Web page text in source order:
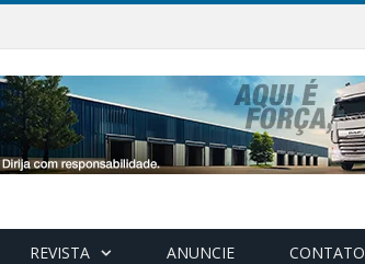
REVISTA ANUNCIE CONTATO